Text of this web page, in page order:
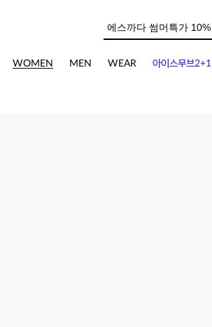
WOMEN MEN WEAR 아이스무브2+1